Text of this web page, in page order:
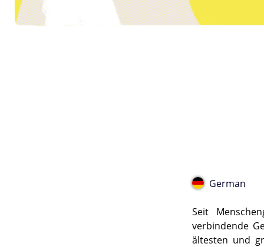
German
Seit
verbindende
ältesten und